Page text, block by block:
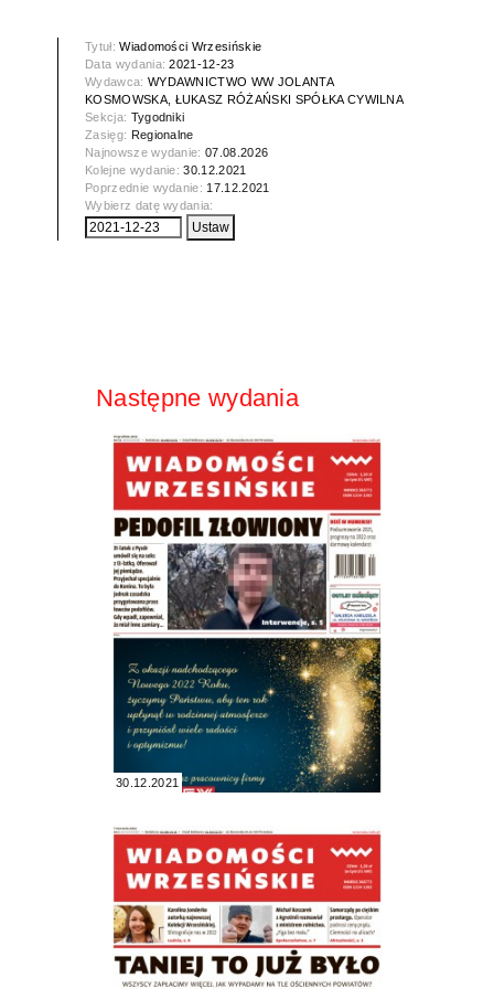
Tytuł:Wiadomości Wrzesińskie
Data wydania:2021-12-23
Wydawca: WYDAWNICTWO WW JOLANTA
KOSMOWSKA, ŁUKASZ RÓŻAŃSKI SPÓŁKA CYWILNA
Sekcja: Tygodniki
Zasięg: Regionalne
Najnowsze wydanie:07.08.2026
Kolejne wydanie:30.12.2021
Poprzednie wydanie: 17.12.2021
Wybierz datę wydania:
Następne wydania
30.12.2021